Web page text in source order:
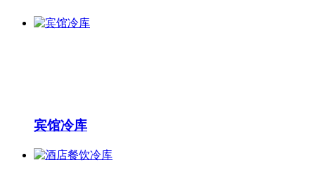
宾馆冷库